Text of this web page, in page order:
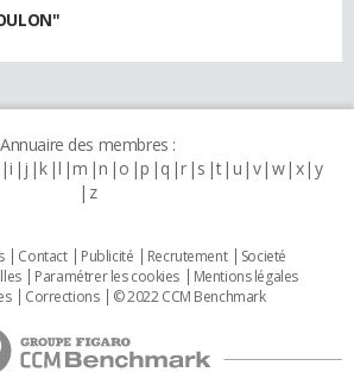
Annuaire des membres :
i j k l m n o p q r s t u v w x y
z
Contact Publicité Recrutement
Societé
Paramétrer les cookies
Mentions légales
Corrections © 2022 CCM Benchmark